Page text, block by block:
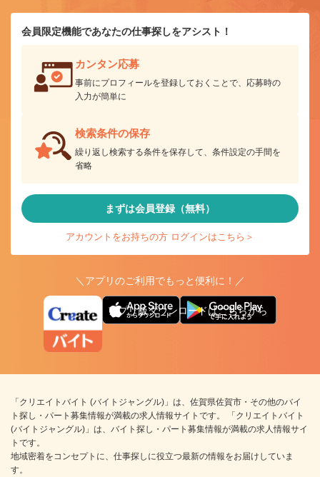
会員限定機能であなたの仕事探しをアシスト！
カンタン応募
事前にプロフィールを登録しておくことで、応募時の
入力が簡単に
検索条件の保存
繰り返し検索する条件を保存して、条件設定の手間を
省略
まずは会員登録（無料）
アカウントをお持ちの方 ログインはこちら＞
＼アプリのご利用でもっと便利に！／
アプリ版ダウンロードはこちらから
「クリエイトバイト (バイトジャングル)」は、佐賀県佐賀市・その他のバイ
ト探し・パート募集情報が満載の求人情報サイトです。 「クリエイトバイト
(バイトジャングル)」は、バイト探し・パート募集情報が満載の求人情報サイ
トです。
地域密着をコンセプトに、仕事探しに役立つ最新の情報をお届けしていま
す。